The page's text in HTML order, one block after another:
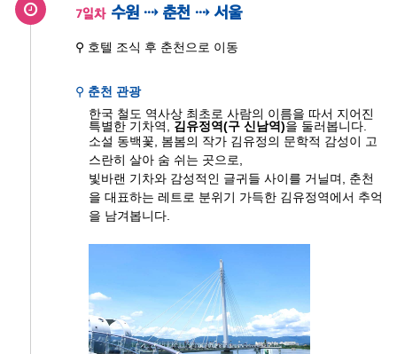
7일차 수원 ⇢ 춘천 ⇢ 서울
⚲ 호텔 조식 후 춘천으로 이동
⚲ 춘천 관광
한국 철도 역사상 최초로 사람의 이름을 따서 지어진
특별한 기차역,
김유정역(구 신남역)을 둘러봅니다.
소설 동백꽃, 봄봄의 작가 김유정의 문학적 감성이 고
스란히 살아 숨 쉬는 곳으로,
빛바랜 기차와 감성적인 글귀들 사이를 거닐며, 춘천
을 대표하는 레트로 분위기 가득한 김유정역에서 추억
을 남겨봅니다.